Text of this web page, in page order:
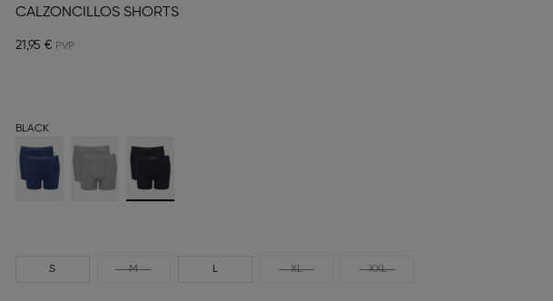
CALZONCILLOS SHORTS
21,95 €
BLACK
S M L XL XXL